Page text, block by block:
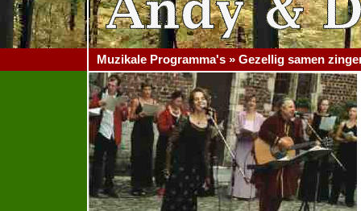
Muzikale Programma's » Gezellig samen